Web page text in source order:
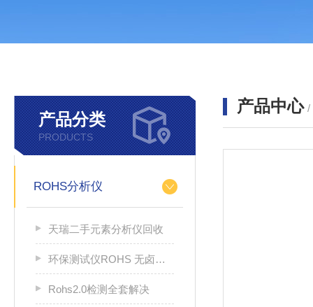
产品分类
PRODUCTS
ROHS分析仪
天瑞二手元素分析仪回收
环保测试仪ROHS 无卤分析仪 rohs仪
Rohs2.0检测全套解决
产品中心 /